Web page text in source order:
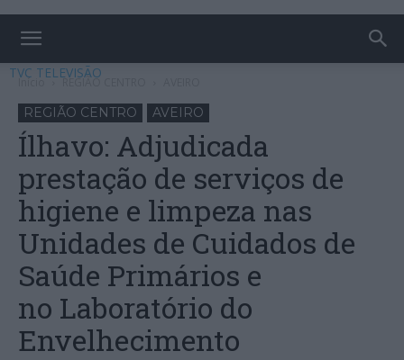
TVC TELEVISÃO
Início REGIÃO CENTRO
REGIÃO CENTRO AVEIRO
Ílhavo: Adjudicada
prestação de serviços de
higiene e limpeza nas
Unidades de Cuidados de
Saúde Primários e
no Laboratório do
Envelhecimento